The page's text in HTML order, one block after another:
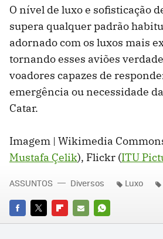
O nível de luxo e sofisticação
supera qualquer padrão
adornado com os luxos mais
tornando esses aviões
voadores capazes de
emergência ou necessidade
Catar.
Imagem | Wikimedia
Mustafa Çelik), Flickr (ITU
FACEBOOK
TWITTERFLIPBOARD
E-
WHATSAPP
ASSUNTOS Diversos Luxo